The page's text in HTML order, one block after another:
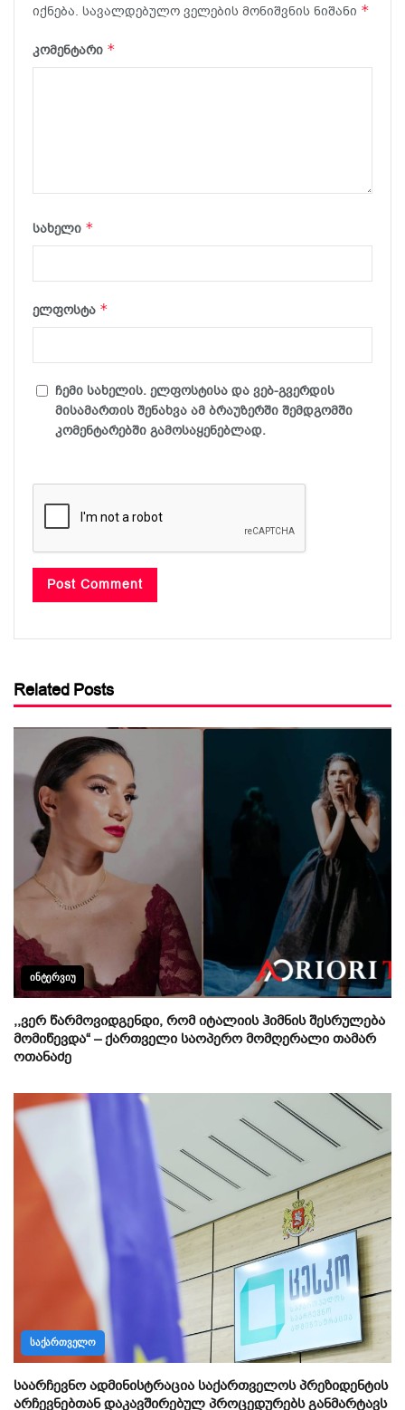
იქნება. სავალდებულო ველების მონიშვნის ნიშანი *
კომენტარი *
სახელი *
ელფოსტა *
ჩემი სახელის. ელფოსტისა და ვებ-გვერდის
მისამართის შენახვა ამ ბრაუზერში შემდგომში
კომენტარებში გამოსაყენებლად.
Related Posts
ᲘᲜᲢᲔᲠᲕᲘᲣ
,,ვერ წარმოვიდგენდი, რომ იტალიის ჰიმნის შესრულება
მომიწევდა“ – ქართველი საოპერო მომღერალი თამარ
ოთანაძე
ᲡᲐᲥᲐᲠᲗᲕᲔᲚᲝ
საარჩევნო ადმინისტრაცია საქართველოს პრეზიდენტის
არჩევნებთან დაკავშირებულ პროცედურებს განმარტავს